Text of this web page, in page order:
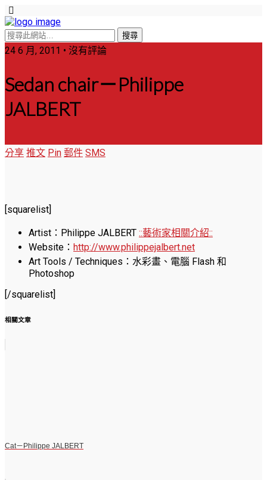
24 6 月, 2011 • 沒有評論
Sedan chair－Philippe
JALBERT
分享 推文 Pin 郵件 SMS
[squarelist]
Artist：Philippe JALBERT ::藝術家相關介紹::
Website： http://www.philippejalbert.net
Art Tools / Techniques：水彩畫、電腦 Flash 和
Photoshop
[/squarelist]
相關文章
Cat－Philippe JALBERT